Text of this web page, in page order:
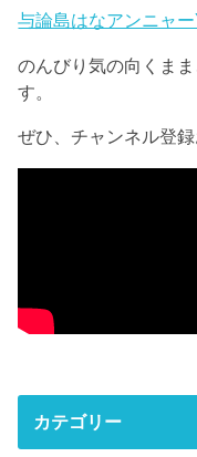
与論島はなアンニャ
のんびり気の向くま
す。
ぜひ、チャンネル登
カテゴリー